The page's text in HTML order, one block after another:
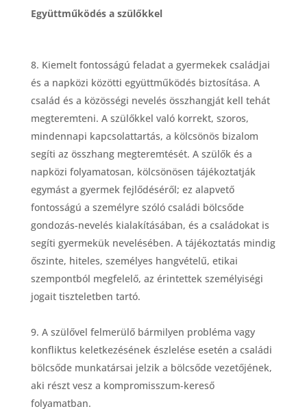
Együttműködés a szülőkkel
Kiemelt fontosságú feladat a gyermekek családjai
és a napközi közötti együttműködés biztosítása. A
család és a közösségi nevelés összhangját kell tehát
megteremteni. A szülőkkel való korrekt, szoros,
mindennapi kapcsolattartás, a kölcsönös bizalom
segíti az összhang megteremtését. A szülők és a
napközi folyamatosan, kölcsönösen tájékoztatják
egymást a gyermek fejlődéséről; ez alapvető
fontosságú a személyre szóló családi bölcsőde
gondozás-nevelés kialakításában, és a családokat is
segíti gyermekük nevelésében. A tájékoztatás mindig
őszinte, hiteles, személyes hangvételű, etikai
szempontból megfelelő, az érintettek személyiségi
jogait tiszteletben tartó.
A szülővel felmerülő bármilyen probléma vagy
konfliktus keletkezésének észlelése esetén a családi
bölcsőde munkatársai jelzik a bölcsőde vezetőjének,
aki részt vesz a kompromisszum-kereső
folyamatban.